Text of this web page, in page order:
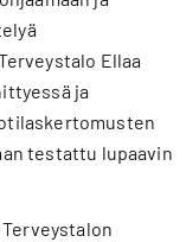
Ellaa
ja
testattu lupaavin